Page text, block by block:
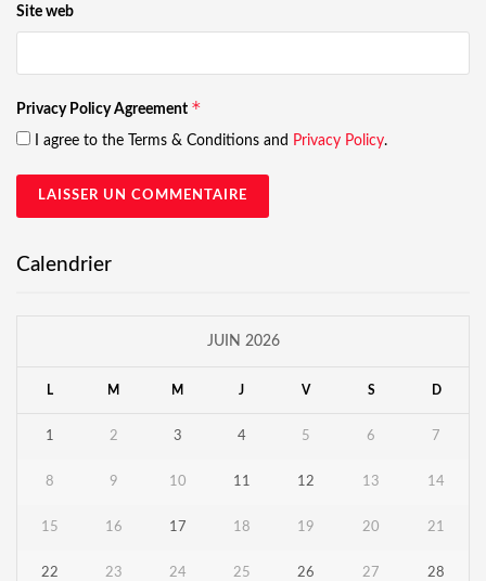
Site web
Privacy Policy Agreement *
I agree to the Terms & Conditions and Privacy Policy.
Calendrier
JUIN 2026
L M M J V S D
1 2 3 4 5 6 7
8 9 10 11 12 13 14
15 16 17 18 19 20 21
22 23 24 25 26 27 28